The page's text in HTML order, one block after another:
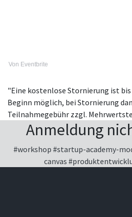
Von Eventbrite
"Eine kostenlose Stornierung ist bis
Beginn möglich, bei Stornierung
Teilnahmegebühr zzgl.
Anmeldung
#workshop #startup-academy-
canvas